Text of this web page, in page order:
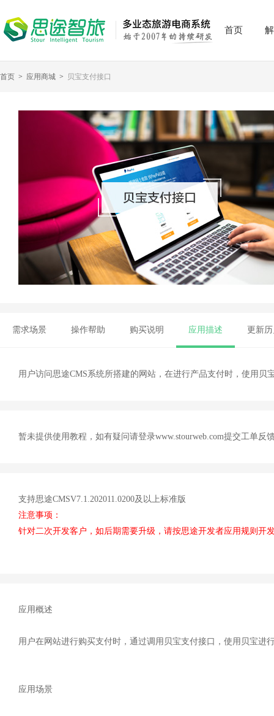
首页
首页 > 应用商城 > 贝宝支付接口
需求场景 操作帮助 购买说明 应用描述 更新
用户访问思途CMS系统所搭建的网站，在进行产品支付时，使用贝
暂未提供使用教程，如有疑问请登录www.stourweb.com提交工单
支持思途CMSV7.1.202011.0200及以上标准版
注意事项：
针对二次开发客户，如后期需要升级，请按思途开发者应用规则开
应用概述
用户在网站进行购买支付时，通过调用贝宝支付接口，使用贝宝进
应用场景